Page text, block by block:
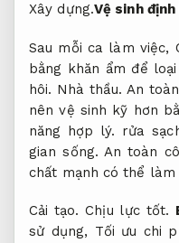
Xây dựng.Vệ sinh định
Sau mỗi ca làm việc,
bằng khăn ẩm để
hôi. Nhà thầu. An
nên vệ sinh kỹ hơn
năng hợp lý. rửa
gian sống. An toàn
chất mạnh có thể
Cải tạo. Chịu lực tốt.
sử dụng, Tối ưu chi